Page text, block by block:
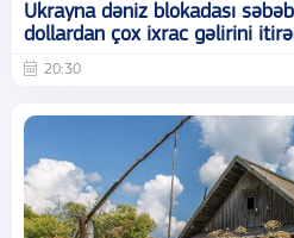
Ukrayna dəniz blokadası
dollardan çox ixrac gəlirini
20:30